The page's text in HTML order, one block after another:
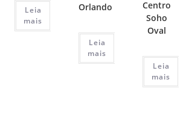
Leia
mais
Orlando
Leia
mais
Centro
Soho
Oval
Leia
mais